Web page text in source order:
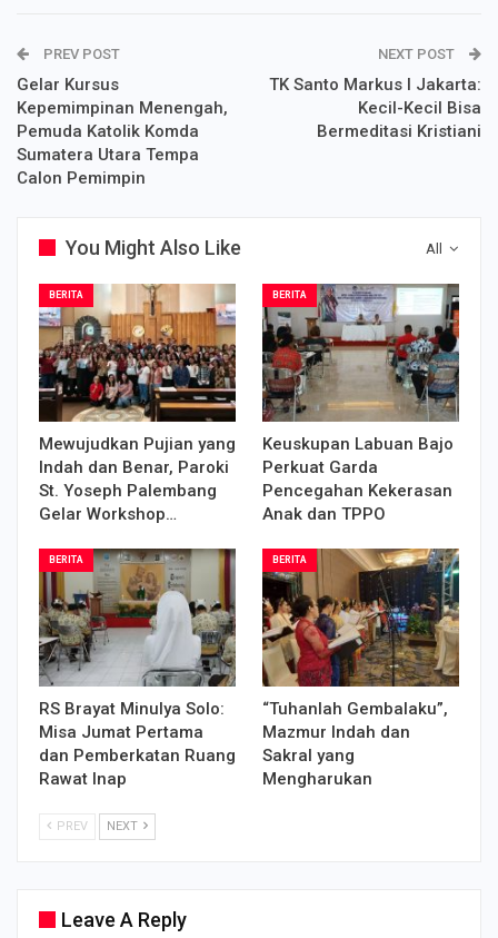
PREV POST
Gelar Kursus
Kepemimpinan Menengah,
Pemuda Katolik Komda
Sumatera Utara Tempa
Calon Pemimpin
NEXT POST
TK Santo Markus I Jakarta:
Kecil-Kecil Bisa
Bermeditasi Kristiani
All
You Might Also Like
BERITA
Mewujudkan Pujian yang
Indah dan Benar, Paroki
St. Yoseph Palembang
Gelar Workshop…
BERITA
Keuskupan Labuan Bajo
Perkuat Garda
Pencegahan Kekerasan
Anak dan TPPO
BERITA
RS Brayat Minulya Solo:
Misa Jumat Pertama
dan Pemberkatan Ruang
Rawat Inap
BERITA
“Tuhanlah Gembalaku”,
Mazmur Indah dan
Sakral yang
Mengharukan
PREV NEXT
Leave A Reply